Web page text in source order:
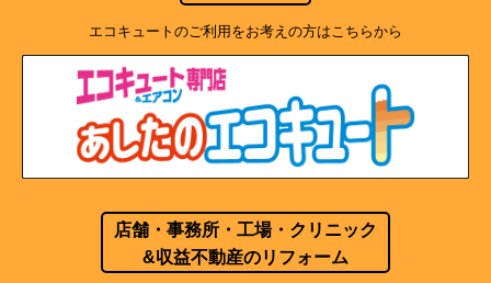
エコキュートのご利用をお考えの方はこちらから
店舗・事務所・工場・クリニック
&収益不動産のリフォーム